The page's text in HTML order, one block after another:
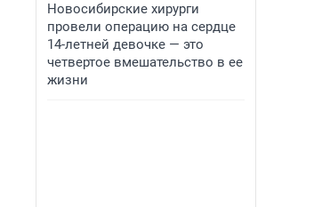
Новосибирские хирурги
провели операцию на сердце
14-летней девочке — это
четвертое вмешательство в ее
жизни